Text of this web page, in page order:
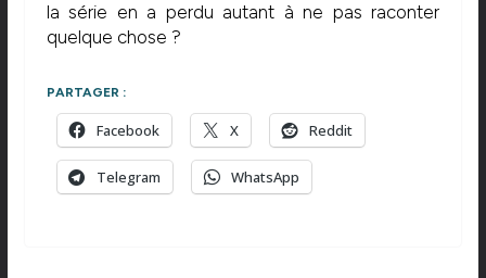
la série en a perdu autant à ne pas raconter
quelque chose ?
PARTAGER :
Facebook X Reddit
Telegram WhatsApp